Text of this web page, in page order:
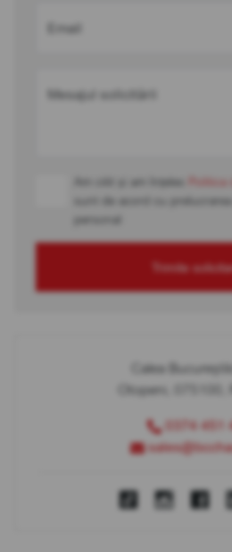
Email
Mesajul solicitării
Am citit și am înțeles
sunt de acord cu
personal
Trimite
Calea
Otopeni, 075100,
0374 451